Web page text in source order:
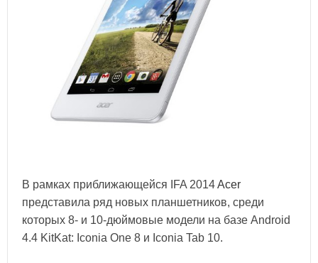
В рамках приближающейся IFA 2014Acer
представила ряд новых планшетников, среди
которых 8- и 10-дюймовые модели на базе Android
4.4 KitKat: Iconia One 8 и Iconia Tab 10.